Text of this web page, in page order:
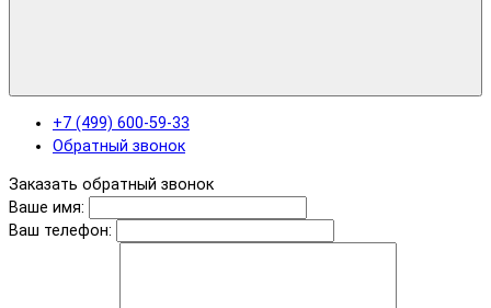
+7 (499) 600-59-33
Обратный звонок
Заказать обратный звонок
Ваше имя:
Ваш телефон: